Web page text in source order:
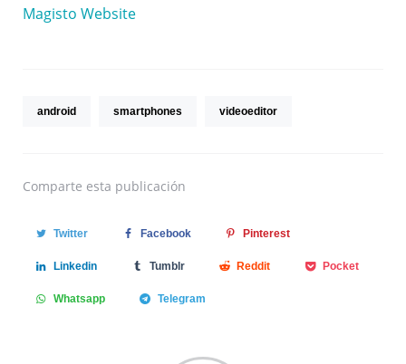
Magisto Website
android smartphones videoeditor
Comparte esta publicación
Twitter Facebook Pinterest
Linkedin Tumblr Reddit Pocket
Whatsapp Telegram